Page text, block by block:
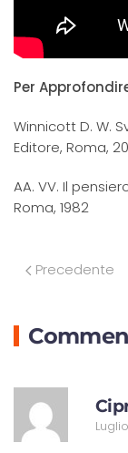
Per
Winnicott D. W.
Editore, Roma,
AA. VV. Il
Roma, 1982
Precedente